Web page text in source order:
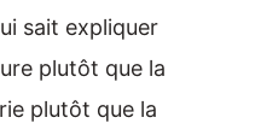
sait expliquer
plutôt que la
plutôt que la